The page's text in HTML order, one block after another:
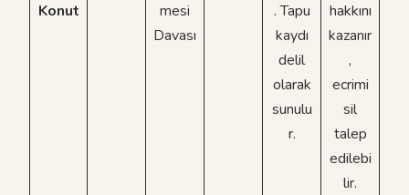
Konut
mesi
Davası
. Tapu
kaydı
delil
olarak
sunulu
r.
hakkını
kazanır
,
ecrimi
sil
talep
edilebi
lir.